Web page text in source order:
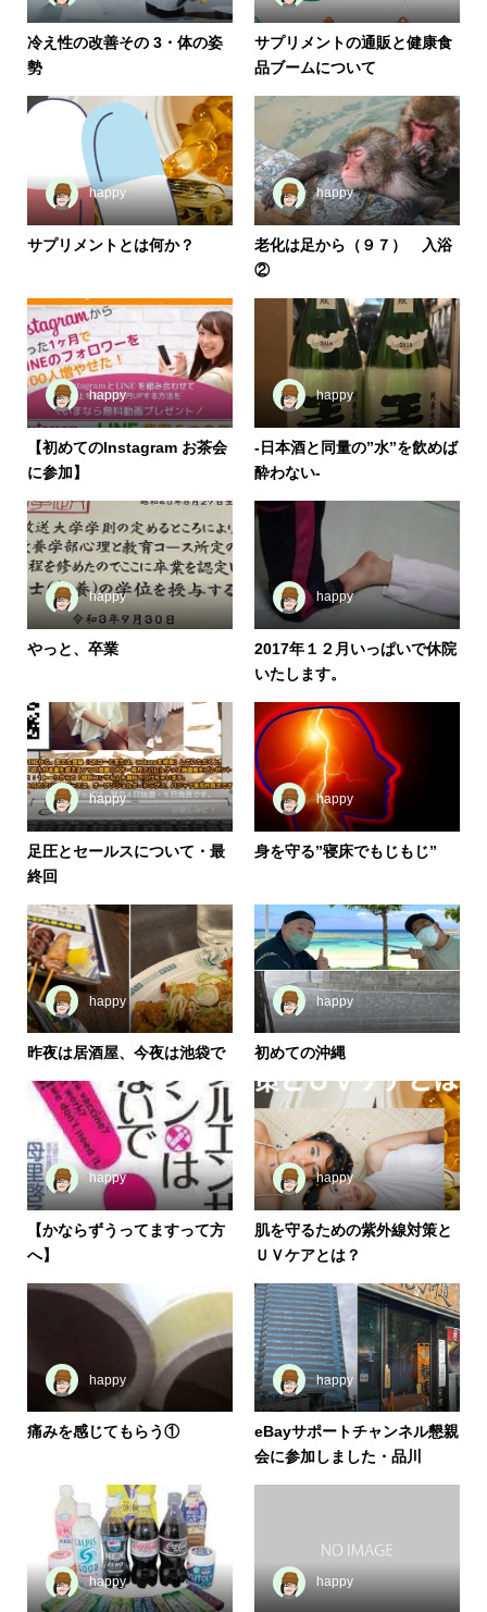
冷え性の改善その 3・体の姿
勢
サプリメントの通販と健康食
品ブームについて
happy
サプリメントとは何か？
happy
老化は足から（９７） 入浴
②
happy
【初めてのInstagram お茶会
に参加】
happy
-日本酒と同量の”水”を飲めば
酔わない-
happy
やっと、卒業
happy
2017年１２月いっぱいで休院
いたします。
happy
足圧とセールスについて・最
終回
happy
身を守る”寝床でもじもじ”
happy
昨夜は居酒屋、今夜は池袋で
happy
初めての沖縄
happy
【かならずうってますって方
へ】
happy
肌を守るための紫外線対策と
ＵＶケアとは？
happy
痛みを感じてもらう①
happy
eBayサポートチャンネル懇親
会に参加しました・品川
happy happy